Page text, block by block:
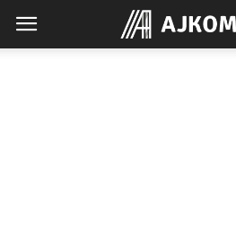
Ajkomp.pl